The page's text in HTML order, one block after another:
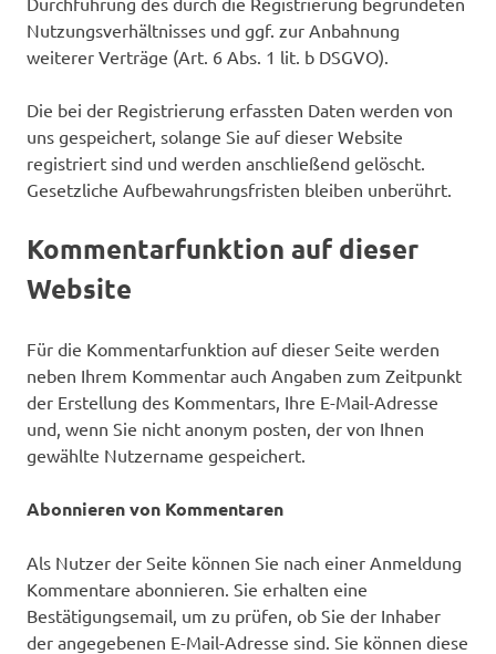
Nutzungsverhältnisses und ggf. zur Anbahnung
weiterer Verträge (Art. 6 Abs. 1 lit. b DSGVO).
Die bei der Registrierung erfassten Daten werden von
uns gespeichert, solange Sie auf dieser Website
registriert sind und werden anschließend gelöscht.
Gesetzliche Aufbewahrungsfristen bleiben unberührt.
Kommentarfunktion auf dieser
Website
Für die Kommentarfunktion auf dieser Seite werden
neben Ihrem Kommentar auch Angaben zum Zeitpunkt
der Erstellung des Kommentars, Ihre E-Mail-Adresse
und, wenn Sie nicht anonym posten, der von Ihnen
gewählte Nutzername gespeichert.
Abonnieren von Kommentaren
Als Nutzer der Seite können Sie nach einer Anmeldung
Kommentare abonnieren. Sie erhalten eine
Bestätigungsemail, um zu prüfen, ob Sie der Inhaber
der angegebenen E-Mail-Adresse sind. Sie können diese